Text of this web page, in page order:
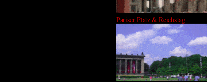
Pariser Platz & Reichstag